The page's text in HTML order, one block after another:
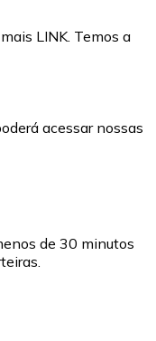
LINK. Temos a
acessar nossas
de 30 minutos